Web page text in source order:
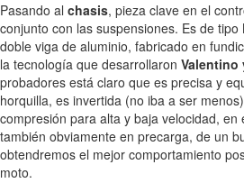
Pasando al chasis, pieza clave en el
conjunto con las suspensiones. Es de tipo
doble viga de aluminio, fabricado en
la tecnología que desarrollaron Valentino
probadores está claro que es precisa y
horquilla, es invertida (no iba a ser
compresión para alta y baja velocidad, en
también obviamente en precarga, de un
obtendremos el mejor comportamiento
moto.